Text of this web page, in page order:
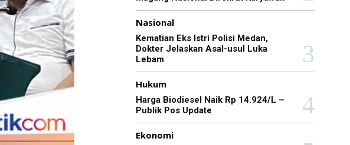
Nasional
Kematian Eks Istri Polisi Medan,
Dokter Jelaskan Asal-usul Luka
Lebam
Hukum
Harga Biodiesel Naik Rp 14.924/L –
Publik Pos Update
Ekonomi